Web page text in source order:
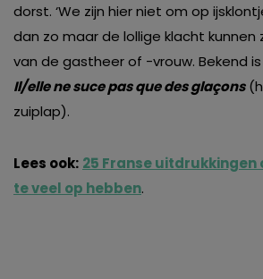
dorst. ‘We zijn hier niet om op
dan zo maar de lollige klacht kunnen
van de gastheer of -vrouw. Bekend
Il/elle ne suce pas que des glaçons
zuiplap).
Lees ook: 25 Franse uitdrukkingen
te veel op hebben.